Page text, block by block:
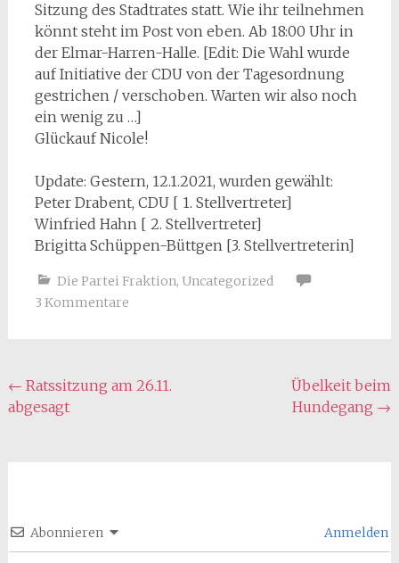
Sitzung des Stadtrates statt. Wie ihr teilnehmen
könnt steht im Post von eben. Ab 18:00 Uhr in
der Elmar-Harren-Halle. [Edit: Die Wahl wurde
auf Initiative der CDU von der Tagesordnung
gestrichen / verschoben. Warten wir also noch
ein wenig zu …]
Glückauf Nicole!
Update: Gestern, 12.1.2021, wurden gewählt:
Peter Drabent, CDU [ 1. Stellvertreter]
Winfried Hahn [ 2. Stellvertreter]
Brigitta Schüppen-Büttgen [3. Stellvertreterin]
Die Partei Fraktion, Uncategorized
3 Kommentare
Beitragsnavigation
← Ratssitzung am 26.11.
abgesagt
Übelkeit beim
Hundegang →
Abonnieren Anmelden